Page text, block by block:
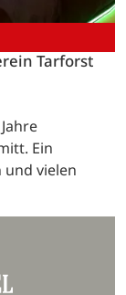
Tarforst
Ein
vielen